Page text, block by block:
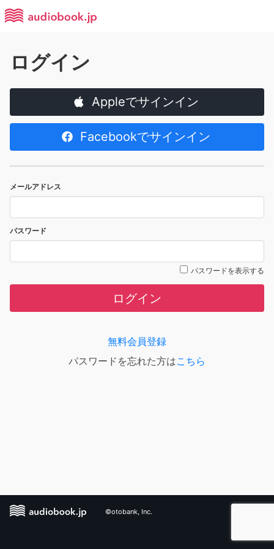
ログイン
Appleでサインイン
Facebookでサインイン
メールアドレス
パスワード
パスワードを表示する
ログイン
無料会員登録
パスワードを忘れた方はこちら
©otobank, Inc.